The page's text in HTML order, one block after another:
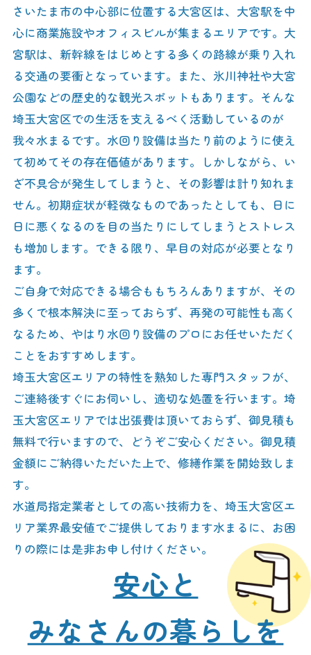
さいたま市の中心部に位置する大宮区は、大宮駅を中
心に商業施設やオフィスビルが集まるエリアです。大
宮駅は、新幹線をはじめとする多くの路線が乗り入れ
る交通の要衝となっています。また、氷川神社や大宮
公園などの歴史的な観光スポットもあります。そんな
埼玉大宮区での生活を支えるべく活動しているのが
我々水まるです。水回り設備は当たり前のように使え
て初めてその存在価値があります。しかしながら、い
ざ不具合が発生してしまうと、その影響は計り知れま
せん。初期症状が軽微なものであったとしても、日に
日に悪くなるのを目の当たりにしてしまうとストレス
も増加します。できる限り、早目の対応が必要となり
ます。
ご自身で対応できる場合ももちろんありますが、その
多くで根本解決に至っておらず、再発の可能性も高く
なるため、やはり水回り設備のプロにお任せいただく
ことをおすすめします。
埼玉大宮区エリアの特性を熟知した専門スタッフが、
ご連絡後すぐにお伺いし、適切な処置を行います。埼
玉大宮区エリアでは出張費は頂いておらず、御見積も
無料で行いますので、どうぞご安心ください。御見積
金額にご納得いただいた上で、修繕作業を開始致しま
す。
水道局指定業者としての高い技術力を、埼玉大宮区エ
リア業界最安値でご提供しております水まるに、お困
りの際には是非お申し付けください。
安心と
みなさんの暮らしを